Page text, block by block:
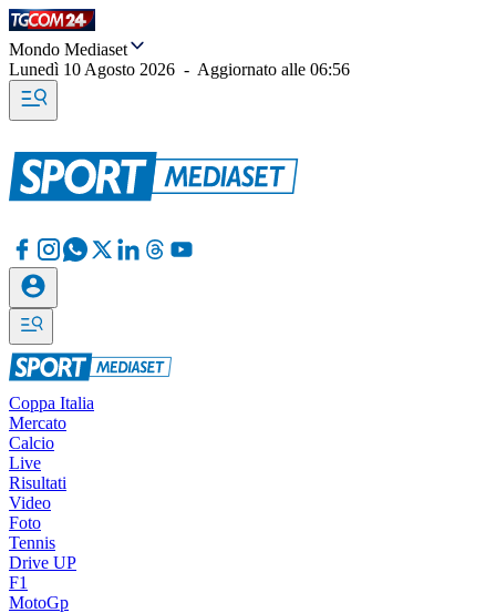
Mondo Mediaset
Lunedì 10 Agosto 2026 - Aggiornato alle 06:56
Coppa Italia
Mercato
Calcio
Live
Risultati
Video
Foto
Tennis
Drive UP
F1
MotoGp